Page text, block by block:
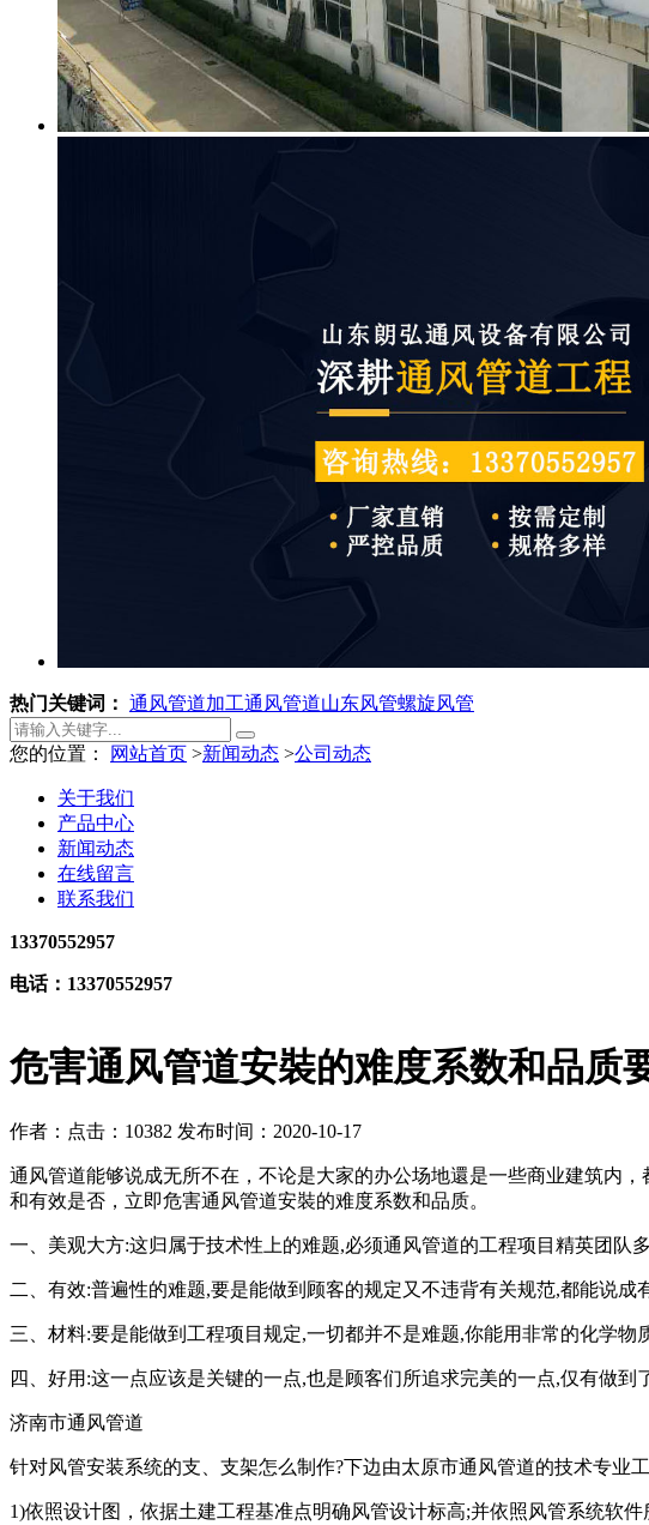
热门关键词： 通风管道加工通风管道山东风管螺旋风管
您的位置： 网站首页 >新闻动态 >公司动态
危害通风管道安裝的难度系数和品质
作者： 点击：10382 发布时间：2020-10-17
通风管道能够说成无所不在，不论是大家的办公场地還是一些商业建筑内
和有效是否，立即危害通风管道安裝的难度系数和品质。
一、美观大方:这归属于技术性上的难题,必须通风管道的工程项目精英团队
二、有效:普遍性的难题,要是能做到顾客的规定又不违背有关规范,都能说成
三、材料:要是能做到工程项目规定,一切都并不是难题,你能用非常的化学
四、好用:这一点应该是关键的一点,也是顾客们所追求完美的一点,仅有做
济南市通风管道
针对风管安装系统的支、支架怎么制作?下边由太原市通风管道的技术专业
1)依照设计图，依据土建工程基准点明确风管设计标高;并依照风管系统软
关于我们
产品中心
新闻动态
在线留言
联系我们
13370552957
电话：13370552957